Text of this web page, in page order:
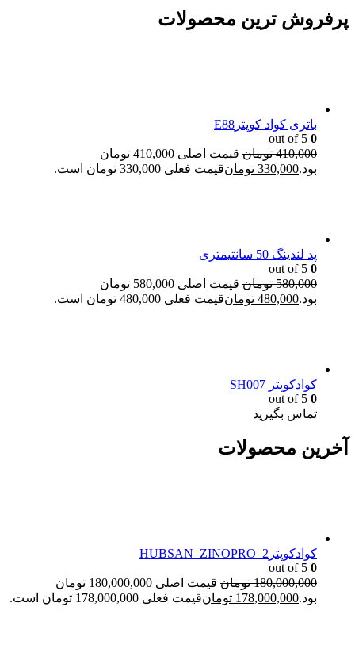
پرفروش ترین محصولات
باتری کواد کوپترE88
0
410,000 تومان
قیمت اصلی 410,000 تومان
بود.330,000 تومانقیمت فعلی 330,000 تومان است.
پد لندینگ 50 سانتیمتری
0
580,000 تومان
قیمت اصلی 580,000 تومان
بود.480,000 تومانقیمت فعلی 480,000 تومان است.
کوادکوپتر SH007
0
تماس بگیرید
آخرین محصولات
کوادکوپترHUBSAN_ZINOPRO_2
0
180,000,000 تومان
قیمت اصلی 180,000,000 تومان
بود.178,000,000 تومانقیمت فعلی 178,000,000 تومان است.